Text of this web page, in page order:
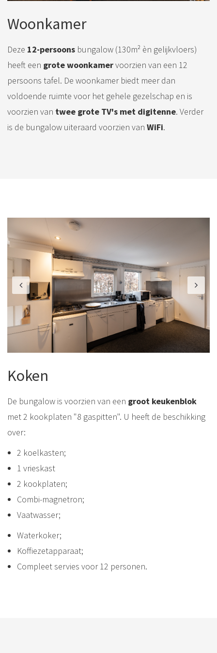
Woonkamer
Deze 12-persoons bungalow (130m² èn gelijkvloers)
heeft een grote woonkamervoorzien van een 12
persoons tafel. De woonkamer biedt meer dan
voldoende ruimte voor het gehele gezelschap en is
voorzien van twee grote TV's met digitenne. Verder
is de bungalow uiteraard voorzien van WiFi.
Koken
De bungalow is voorzien van een groot keukenblok
met 2 kookplaten "8 gaspitten". U heeft de beschikking
over:
2 koelkasten;
1 vrieskast
2 kookplaten;
Combi-magnetron;
Vaatwasser;
Waterkoker;
Koffiezetapparaat;
Compleet servies voor 12 personen.